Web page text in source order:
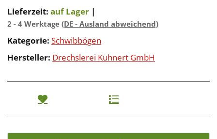
Lieferzeit: auf Lager |
2 - 4 Werktage (DE - Ausland abweichend)
Kategorie: Schwibbögen
Hersteller: Drechslerei Kuhnert GmbH